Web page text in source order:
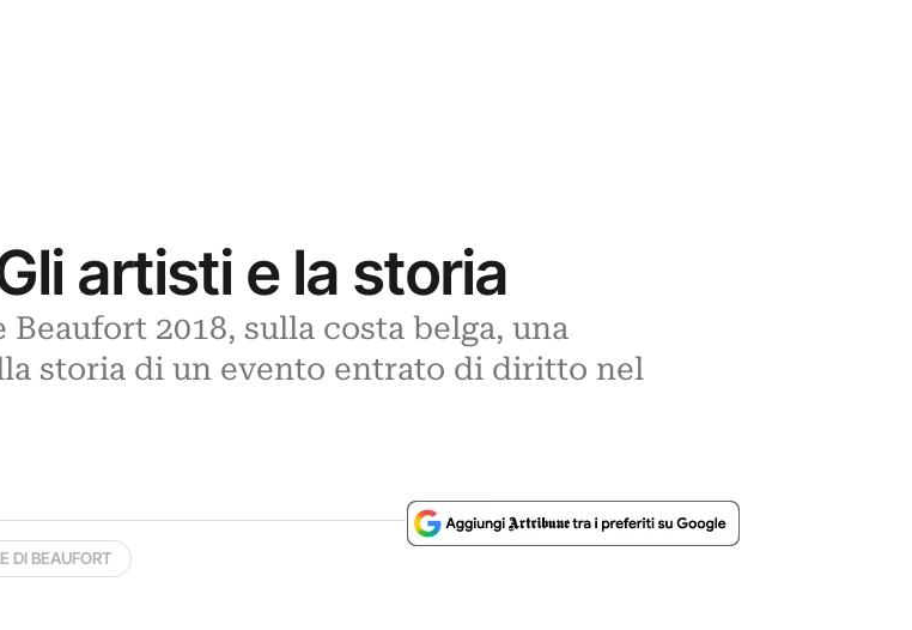
artisti e la storia
2018, sulla costa belga, una
storia di un evento entrato di diritto nel
DI BEAUFORT